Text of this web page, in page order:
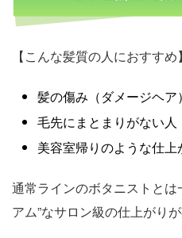
【こんな髪質の人におすすめ】
髪の傷み（ダメージヘア
毛先にまとまりがない人
美容室帰りのような仕上
通常ラインのボタニストとは
アム”なサロン級の仕上がり